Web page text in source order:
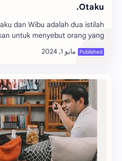
Otaku.
untuk menyebut orang yang
terutama anime dan mang…